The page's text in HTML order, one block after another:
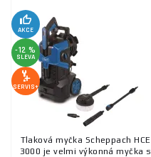
AKCE
-12 %
SLEVA
SERVIS+
Tlaková myčka Scheppach HCE
3000 je velmi výkonná myčka s